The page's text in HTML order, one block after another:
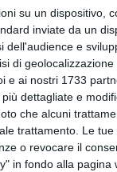
su un dispositivo,
inviate da un
dell'audience e
di
e ai nostri 1733
dettagliate e
che alcuni
trattamento. Le
o revocare il
in fondo alla pagina
«Con la
completata
della